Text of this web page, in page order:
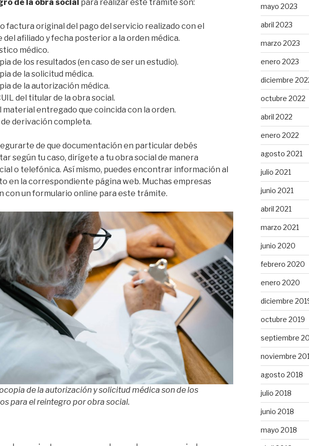
de la obra social para realizar este trámite son:
factura original del pago del servicio realizado con el
del afiliado y fecha posterior a la orden médica.
médico.
de los resultados (en caso de ser un estudio).
de la solicitud médica.
de la autorización médica.
del titular de la obra social.
material entregado que coincida con la orden.
derivación completa.
de que documentación en particular debés
según tu caso, dirígete a tu obra social de manera
o telefónica. Así mismo, puedes encontrar información al
en la correspondiente página web. Muchas empresas
con un formulario online para este trámite.
de la autorización y solicitud médica son de los
para el reintegro por obra social.
mayo 2023
abril 2023
marzo 2023
enero 2023
diciembre
octubre 2022
abril 2022
enero 2022
agosto 2021
julio 2021
junio 2021
abril 2021
marzo 2021
junio 2020
febrero 2020
enero 2020
diciembre
octubre 2019
septiembre
noviembre
agosto 2018
julio 2018
junio 2018
mayo 2018